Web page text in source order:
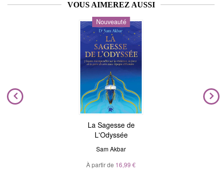
VOUS AIMEREZ AUSSI
Nouveauté
La Sagesse de
L'Odyssée
Sam Akbar
À partir de 16,99 €